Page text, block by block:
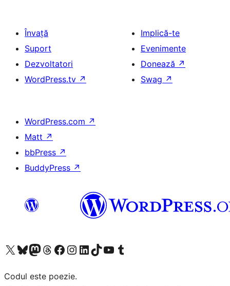
Învață
Suport
Dezvoltatori
WordPress.tv ↗
Implică-te
Evenimente
Donează ↗
Swag ↗
WordPress.com ↗
Matt ↗
bbPress ↗
BuddyPress ↗
Mergi la contul nostru X (fost Twitter)
Vizitează contul nostru Bluesky
Vizitează contul nostru Mastodon
Vizitează contul nostru Threads
Vizitează pagina noastră Facebook
Vizitează-ne pe Instagram
Vizitează-ne pe LinkedIn
Vizitează contul nostru TikTok
Vizitează canalul nostru YouTube
Vizitează contul nostru Tumblr
Codul este poezie.